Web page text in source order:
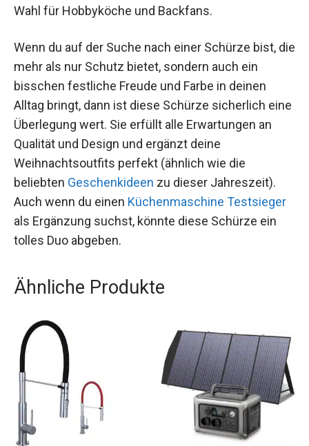
Wahl für Hobbyköche und Backfans.
Wenn du auf der Suche nach einer Schürze bist, die
mehr als nur Schutz bietet, sondern auch ein
bisschen festliche Freude und Farbe in deinen
Alltag bringt, dann ist diese Schürze sicherlich eine
Überlegung wert. Sie erfüllt alle Erwartungen an
Qualität und Design und ergänzt deine
Weihnachtsoutfits perfekt (ähnlich wie die
beliebten Geschenkideen zu dieser Jahreszeit).
Auch wenn du einen Küchenmaschine Testsieger
als Ergänzung suchst, könnte diese Schürze ein
tolles Duo abgeben.
Ähnliche Produkte